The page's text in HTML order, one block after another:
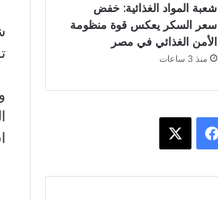
شعبة المواد الغذائية: خفض
سعر السكر يعكس قوة منظومة
الأمن الغذائي في مصر
منذ 3 ساعات